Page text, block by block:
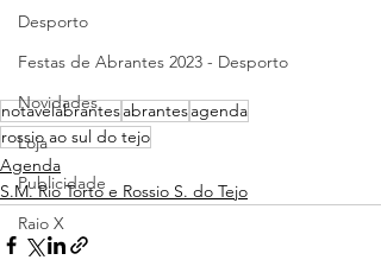
Desporto
Festas de Abrantes 2023 - Desporto
Novidades
Loja
Publicidade
Raio X
notavelabrantesabrantesagenda
rossio ao sul do tejo
Agenda
S.M. Rio Torto e Rossio S. do Tejo